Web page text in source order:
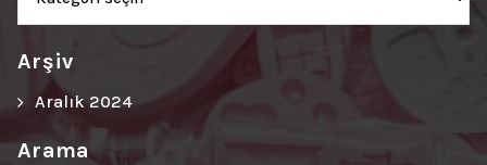
Arşiv
Aralık 2024
Arama